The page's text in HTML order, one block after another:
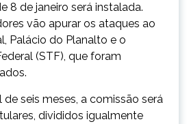
8 de janeiro será instalada.
vão apurar os ataques ao
Palácio do Planalto e o
(STF), que foram
seis meses, a comissão será
divididos igualmente